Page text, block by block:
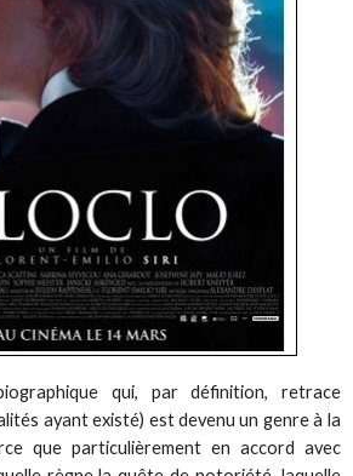
qui, par définition, retrace
ayant existé) est devenu un genre à la
que particulièrement en accord avec